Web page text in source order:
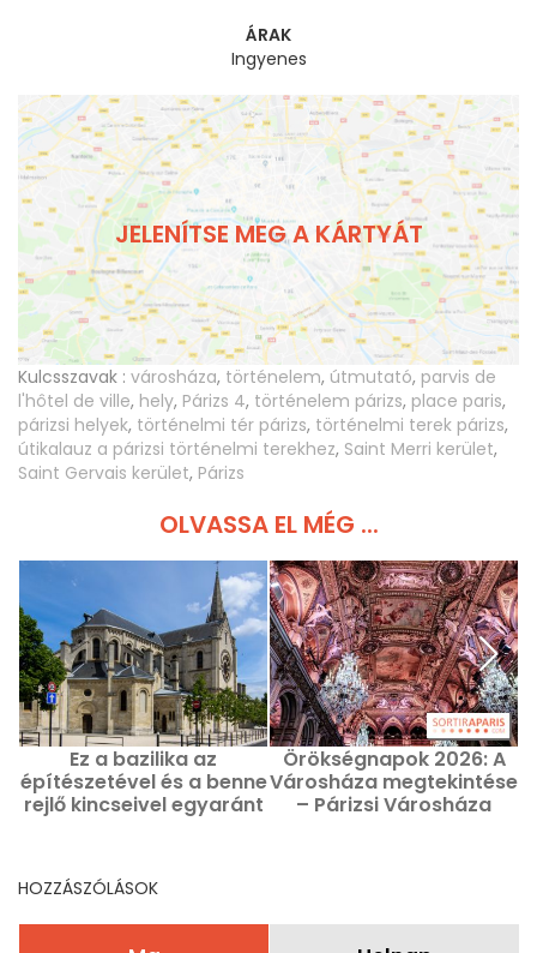
ÁRAK
Ingyenes
JELENÍTSE MEG A KÁRTYÁT
Kulcsszavak : városháza, történelem, útmutató, parvis de
l'hôtel de ville, hely, Párizs 4, történelem párizs, place paris,
párizsi helyek, történelmi tér párizs, történelmi terek párizs,
útikalauz a párizsi történelmi terekhez, Saint Merri kerület,
Saint Gervais kerület, Párizs
OLVASSA EL MÉG ...
Ez a bazilika az
építészetével és a benne
rejlő kincseivel egyaránt
Örökségnapok 2026: A
Városháza megtekintése
– Párizsi Városháza
HOZZÁSZÓLÁSOK